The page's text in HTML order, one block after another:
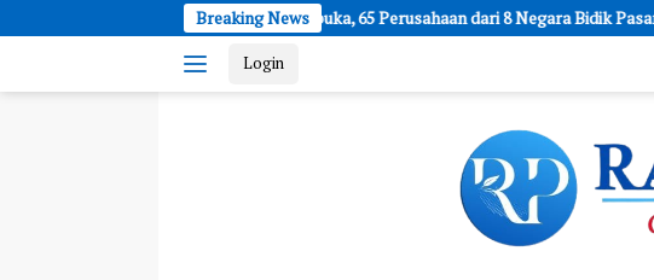
to
Breaking News
2026 Resmi Dibuka, 65 Perusahaan dari 8 Negara Bidik Pasar Kecantikan Indonesia
Login